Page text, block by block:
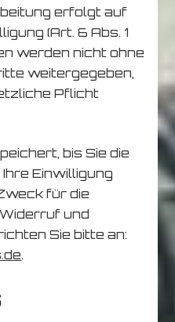
erfolgt auf
(Art. 6 Abs. 1
werden nicht ohne
weitergegeben,
Pflicht
bis Sie die
Einwilligung
für die
und
Sie bitte an:
.